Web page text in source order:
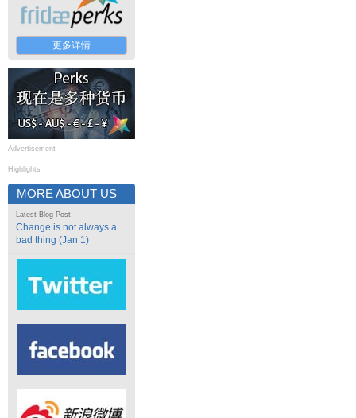
更多详情
Advertisement
Highlights
MORE ABOUT US
Latest Blog Post
Change is not always a
bad thing (Jan 1)